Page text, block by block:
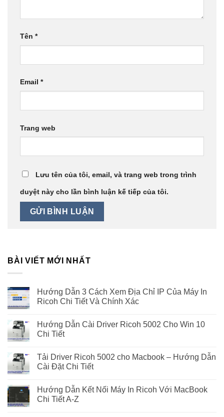
Tên *
Email *
Trang web
Lưu tên của tôi, email, và trang web trong trình
duyệt này cho lần bình luận kế tiếp của tôi.
BÀI VIẾT MỚI NHẤT
Hướng Dẫn 3 Cách Xem Địa Chỉ IP Của Máy In
Ricoh Chi Tiết Và Chính Xác
Hướng Dẫn Cài Driver Ricoh 5002 Cho Win 10
Chi Tiết
Tải Driver Ricoh 5002 cho Macbook – Hướng Dẫn
Cài Đặt Chi Tiết
Hướng Dẫn Kết Nối Máy In Ricoh Với MacBook
Chi Tiết A-Z